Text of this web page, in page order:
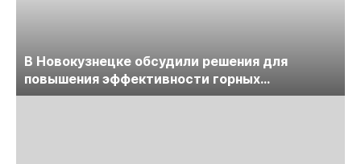
В Новокузнецке обсудили решения для
повышения эффективности горных
предприятий